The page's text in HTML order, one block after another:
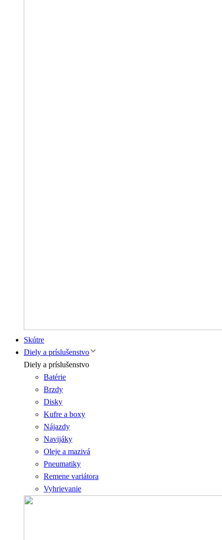
Skútre
Diely a príslušenstvo
Diely a príslušenstvo
Batérie
Brzdy
Disky
Kufre a boxy
Nájazdy
Navijáky
Oleje a mazivá
Pneumatiky
Remene variátora
Vyhrievanie